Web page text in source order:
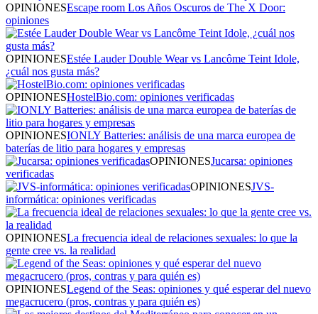
OPINIONESEscape room Los Años Oscuros de The X Door:
opiniones
OPINIONESEstée Lauder Double Wear vs Lancôme Teint Idole,
¿cuál nos gusta más?
OPINIONESHostelBio.com: opiniones verificadas
OPINIONESIONLY Batteries: análisis de una marca europea de
baterías de litio para hogares y empresas
OPINIONESJucarsa: opiniones
verificadas
OPINIONESJVS-
informática: opiniones verificadas
OPINIONESLa frecuencia ideal de relaciones sexuales: lo que la
gente cree vs. la realidad
OPINIONESLegend of the Seas: opiniones y qué esperar del nuevo
megacrucero (pros, contras y para quién es)